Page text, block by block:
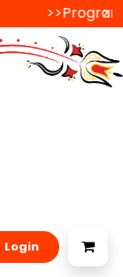
Login